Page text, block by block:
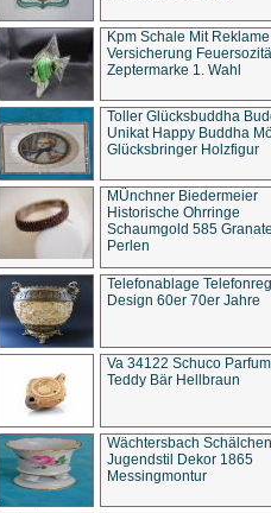
Kpm Schale Mit Reklame
Versicherung
Zeptermarke 1. Wahl
Toller Glücksbuddha
Unikat Happy Buddha
Glücksbringer Holzfigur
MÜnchner Biedermeier
Historische Ohrringe
Schaumgold 585
Perlen
Telefonablage
Design 60er 70er Jahre
Va 34122 Schuco
Teddy Bär Hellbraun
Wächtersbach Schälchen
Jugendstil Dekor 1865
Messingmontur